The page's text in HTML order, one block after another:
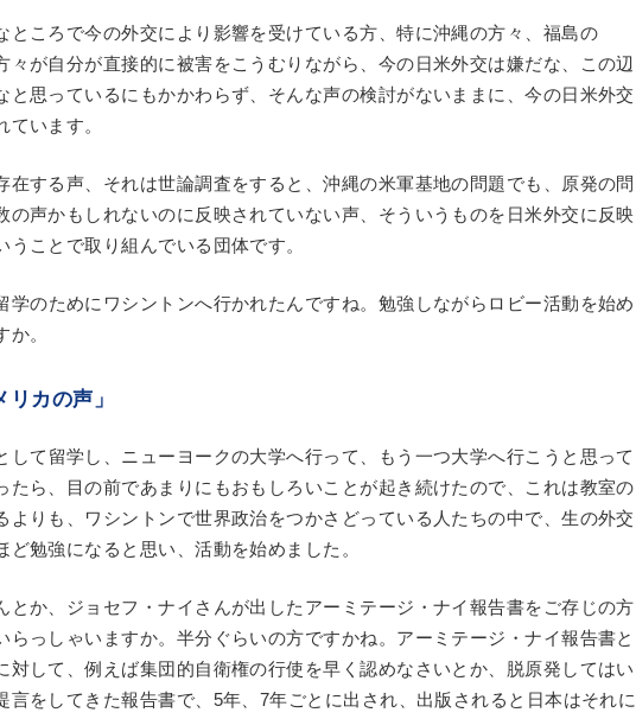
ところで今の外交により影響を受けている方、特に沖縄の方々、福島の
々が自分が直接的に被害をこうむりながら、今の日米外交は嫌だな、この辺
と思っているにもかかわらず、そんな声の検討がないままに、今の日米外交
ています。
在する声、それは世論調査をすると、沖縄の米軍基地の問題でも、原発の問
の声かもしれないのに反映されていない声、そういうものを日米外交に反映
うことで取り組んでいる団体です。
のためにワシントンへ行かれたんですね。勉強しながらロビー活動を始め
。
リカの声」
て留学し、ニューヨークの大学へ行って、もう一つ大学へ行こうと思って
たら、目の前であまりにもおもしろいことが起き続けたので、これは教室の
よりも、ワシントンで世界政治をつかさどっている人たちの中で、生の外交
ど勉強になると思い、活動を始めました。
とか、ジョセフ・ナイさんが出したアーミテージ・ナイ報告書をご存じの方
らっしゃいますか。半分ぐらいの方ですかね。アーミテージ・ナイ報告書と
対して、例えば集団的自衛権の行使を早く認めなさいとか、脱原発してはい
言をしてきた報告書で、5年、7年ごとに出され、出版されると日本はそれに